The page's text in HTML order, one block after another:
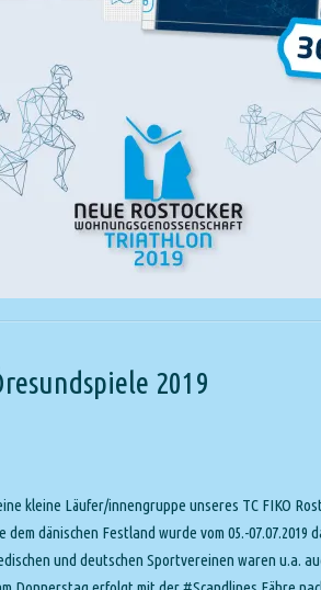
2019
kleine Läufer/innengruppe unseres TC FIKO
dänischen Festland wurde vom 05.-
und deutschen Sportvereinen waren u.a.